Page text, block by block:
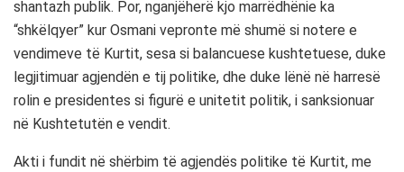
shantazh publik. Por, nganjëherë kjo marrëdhënie ka
“shkëlqyer” kur Osmani vepronte më shumë si notere e
vendimeve të Kurtit, sesa si balancuese kushtetuese, duke
legjitimuar agjendën e tij politike, dhe duke lënë në harresë
rolin e presidentes si figurë e unitetit politik, i sanksionuar
në Kushtetutën e vendit.
Akti i fundit në shërbim të agjendës politike të Kurtit, me